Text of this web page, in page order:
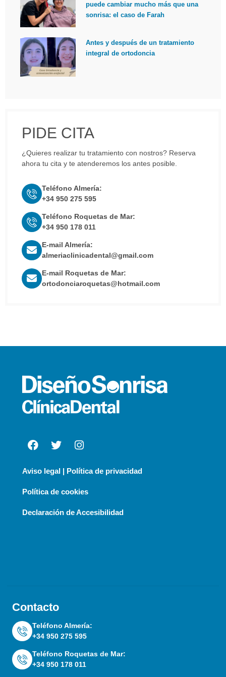
puede cambiar mucho más que una
sonrisa: el caso de Farah
Antes y después de un tratamiento
integral de ortodoncia
PIDE CITA
¿Quieres realizar tu tratamiento con nostros? Reserva
ahora tu cita y te atenderemos los antes posible.
Teléfono Almería:
+34 950 275 595
Teléfono Roquetas de Mar:
+34 950 178 011
E-mail Almería:
almeriaclinicadental@gmail.com
E-mail Roquetas de Mar:
ortodonciaroquetas@hotmail.com
Contacto
Teléfono Almería:
+34 950 275 595
Teléfono Roquetas de Mar:
+34 950 178 011
Aviso legal | Política de privacidad
Política de cookies
Declaración de Accesibilidad